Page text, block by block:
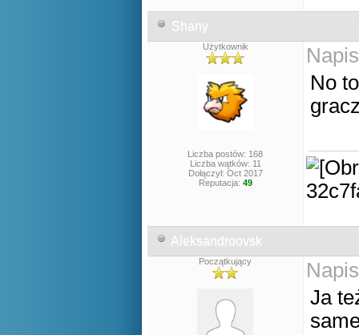
Shany
Użytkownik
Liczba postów: 168
Liczba wątków: 11
Dołączył: Oct 2017
Reputacja: 49
No
Aleksandroovsk
Początkujący
Ja